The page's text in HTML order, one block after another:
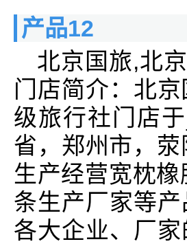
产品12
北京国旅,北
门店简介：北
级旅行社门店
省，郑州市，
生产经营宽枕
条生产厂家等
各大企业、厂